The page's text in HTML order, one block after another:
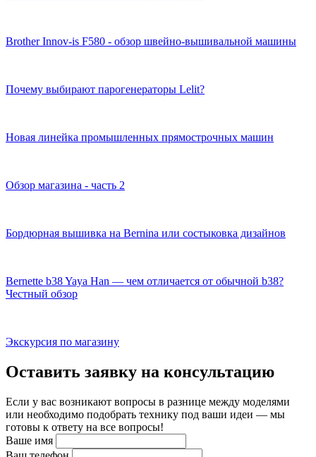
Brother Innov-is F580 - обзор швейно-вышивальной машины
Почему выбирают парогенераторы Lelit?
Новая линейка промышленных прямострочных машин
Обзор магазина - часть 2
Бордюрная вышивка на Bernina или состыковка дизайнов
Bernette b38 Yaya Han — чем отличается от обычной b38?
Честный обзор
Экскурсия по магазину
Оставить заявку на консультацию
Если у вас возникают вопросы в разнице между моделями
или необходимо подобрать технику под ваши идеи — мы
готовы к ответу на все вопросы!
Ваше имя